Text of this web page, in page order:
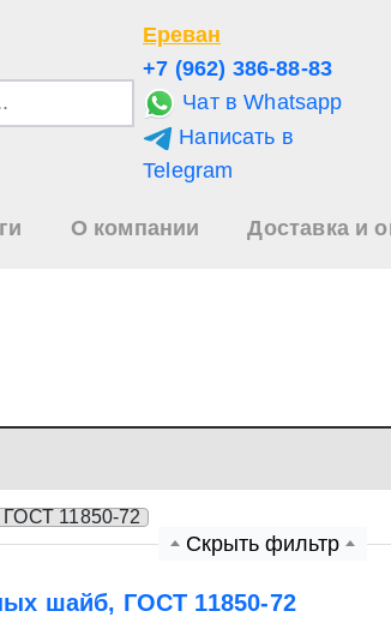
Ереван
+7 (962) 386-88-83
Чат в Whatsapp
Написать в
Telegram
О компании Доставка и
ГОСТ 11850-72
Скрыть фильтр
шайб, ГОСТ 11850-72